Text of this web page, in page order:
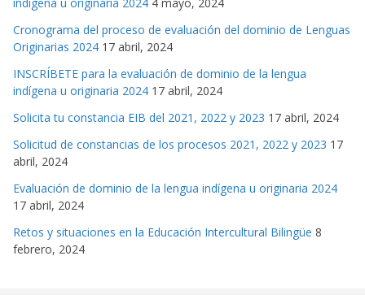
Cronograma del proceso de evaluación del dominio de Lenguas
Originarias 2024 17 abril, 2024
INSCRÍBETE para la evaluación de dominio de la lengua
indígena u originaria 2024 17 abril, 2024
Solicita tu constancia EIB del 2021, 2022 y 2023 17 abril, 2024
Solicitud de constancias de los procesos 2021, 2022 y 2023 17
abril, 2024
Evaluación de dominio de la lengua indígena u originaria 2024
17 abril, 2024
Retos y situaciones en la Educación Intercultural Bilingüe 8
febrero, 2024